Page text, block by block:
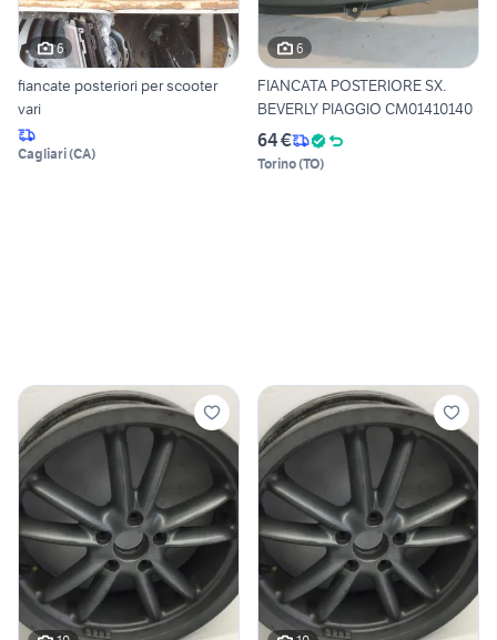
6
fiancate posteriori per scooter
vari
Cagliari(CA)
6
FIANCATA POSTERIORE SX.
BEVERLY PIAGGIO CM01410140
64 €
Torino(TO)